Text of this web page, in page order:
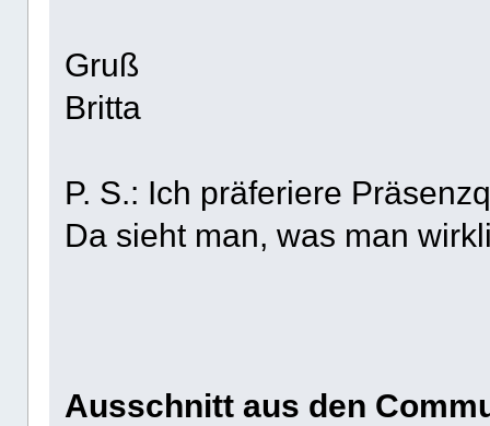
Gruß
Britta
P. S.: Ich präferiere
Da sieht man, was man
Ausschnitt aus den